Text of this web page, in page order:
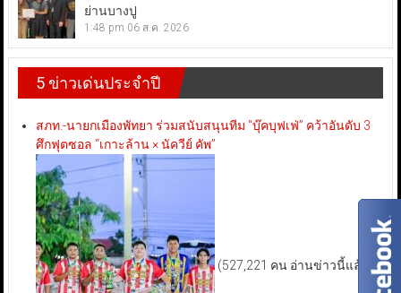
ย่านบางปู
1:48 pm 06 ส.ค. 2026
5 ข่าวเด่นประจำปี
สภท.-นายกเมืองพัทยา ร่วมสนับสนุนทีม “บุ๊คบุฟเฟ่” คว้าอันดับ 3
ศึกฟุตซอล “เกาะล้าน × นัควีย์ คัพ”
(527,221 คน อ่านข่าวนี้แล้ว)